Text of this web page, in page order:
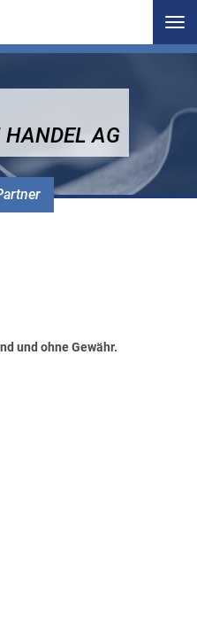
HANDEL AG
und ohne Gewähr.